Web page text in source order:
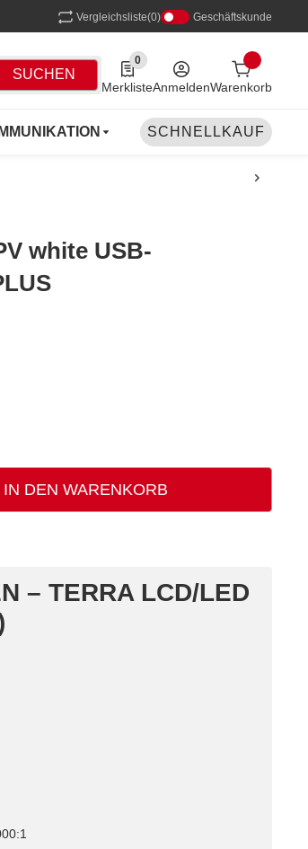
Vergleichsliste(0) Geschäftskunde
SUCHEN
0
0 Produkte in der Liste
MerklisteAnmeldenWarenkorb
NETZWERK
SCHNELLKAUF
white USB-
IN DEN WARENKORB
– TERRA LCD/LED